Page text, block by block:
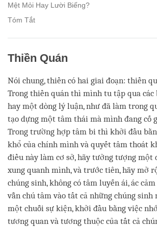
Mệt Mỏi Hay Lười Biếng?
Tóm Tắt
Thiền Quán
Nói chung, thiền có hai giai đoạn: thiền
Trong thiền quán thì mình tu tập qua
hay một dòng lý luận, như đã làm trong
tạo dựng một tâm thái mà mình đang cố
Trong trường hợp tâm bi thì khởi đầu
khổ của chính mình và quyết tâm thoát
điều này làm cơ sở, hãy tưởng tượng một
xung quanh mình, và trước tiên, hãy mở
chúng sinh, không có tâm luyến ái, ác cảm
vẫn chú tâm vào tất cả những chúng sinh
một chuỗi sự kiện, khởi đầu bằng việc
tương quan và tương thuộc của tất cả